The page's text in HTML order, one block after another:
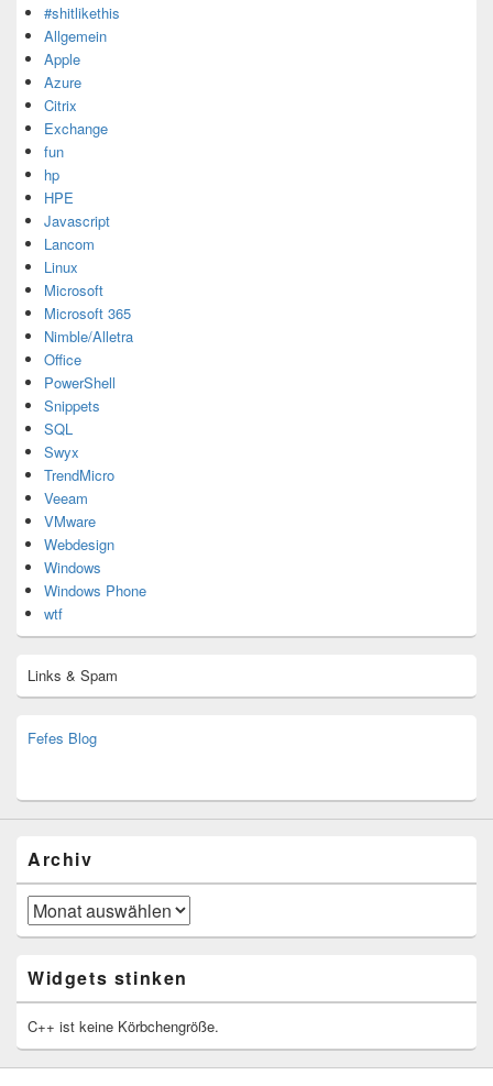
#shitlikethis
Allgemein
Apple
Azure
Citrix
Exchange
fun
hp
HPE
Javascript
Lancom
Linux
Microsoft
Microsoft 365
Nimble/Alletra
Office
PowerShell
Snippets
SQL
Swyx
TrendMicro
Veeam
VMware
Webdesign
Windows
Windows Phone
wtf
Links & Spam
Fefes Blog
Archiv
Archiv
Widgets stinken
C++ ist keine Körbchengröße.